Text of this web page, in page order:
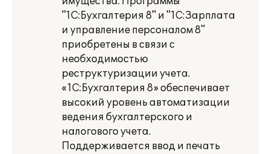
"1С:Бухгалтерия 8" и "1С:Зарплата
и управление персоналом 8"
приобретены в связи с
необходимостью
реструктуризации учета.
«1С:Бухгалтерия 8» обеспечивает
высокий уровень автоматизации
ведения бухгалтерского и
налогового учета.
Поддерживается ввод и печать